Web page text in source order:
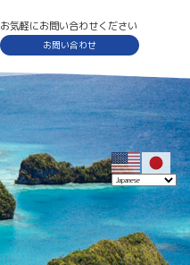
お気軽にお問い合わせください
お問い合わせ